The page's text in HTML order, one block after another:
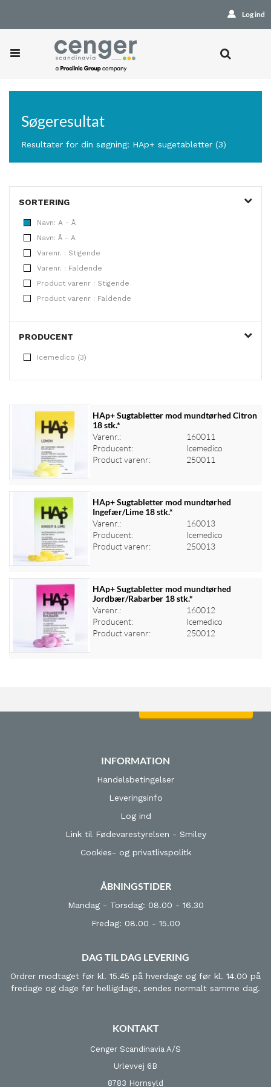
Log ind
Søgeresultat
Resultater for din søgning: HAp+ sugetabletter (3)
SORTERING
Navn: A - Å
Navn: Å - A
Varenr. : Stigende
Varenr. : Faldende
Product varenr : Stigende
Product varenr : Faldende
PRODUCENT
Icemedico (3)
HAp+ Sugtabletter mod mundtørhed Citron
18 stk.*
Varenr.:
160011
Producent:
Icemedico
Product varenr:
250011
Log ind for at se priser
HAp+ Sugtabletter mod mundtørhed
Ingefær/Lime 18 stk.*
Varenr.:
160013
Producent:
Icemedico
Product varenr:
250013
Log ind for at se priser
HAp+ Sugtabletter mod mundtørhed
Jordbær/Rabarber 18 stk.*
Varenr.:
160012
Producent:
Icemedico
Product varenr:
250012
INFORMATION
Handelsbetingelser
Leveringsinfo
Log ind
Link til Fødevarestyrelsen - Smiley
Cookies- og privatlivspolitk
ÅBNINGSTIDER
Mandag - Torsdag: 08.00 - 16.30
Fredag: 08.00 - 15.00
DAG TIL DAG LEVERING
Ordrer modtaget før kl. 15.45 på hverdage og før kl. 14.00 på
fredage og dage før helligdage, sendes normalt samme dag.
KONTAKT
Cenger Scandinavia A/S
Urlevvej 6B
8783 Hornsyld